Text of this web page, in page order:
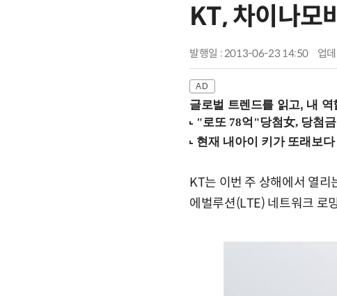
KT, 차이나모
발행일 : 2013-06-23 14:50 업
글로벌 트렌드를 읽고, 내
KT는 이번 주 상해에서 열
에벌루션(LTE) 네트워크 로